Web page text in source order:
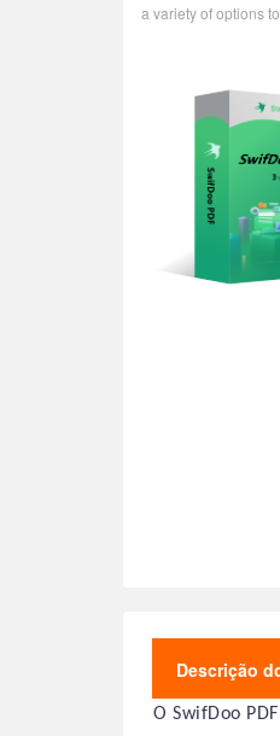
a variety of options
Descrição
O SwifDoo